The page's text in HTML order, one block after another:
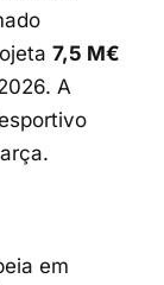
7,5 M€
A
em